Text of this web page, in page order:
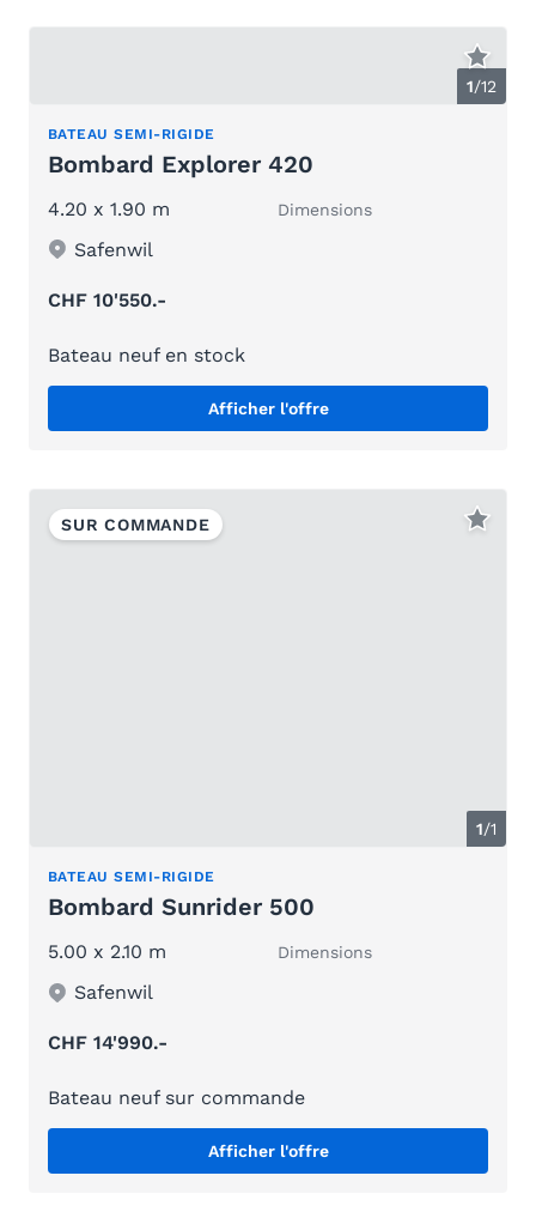
1/12
BATEAU SEMI-RIGIDE
Bombard Explorer 420
4.20 x 1.90 m Dimensions
Safenwil
CHF 10'550.-
Bateau neuf en stock
Afficher l'offre
1/1
SUR COMMANDE
BATEAU SEMI-RIGIDE
Bombard Sunrider 500
5.00 x 2.10 m Dimensions
Safenwil
CHF 14'990.-
Bateau neuf sur commande
Afficher l'offre